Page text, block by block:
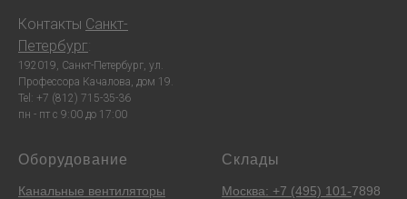
Контакты Санкт-
Петербург
192019, Санкт-Петербург, ул.
Профессора Качалова, дом 19.
Tel: +7 (812) 715-35-36
пн - пт с 9:00 до 17:00
Оборудование
Канальные вентиляторы
Склады
Москва: +7 (495) 101-7898